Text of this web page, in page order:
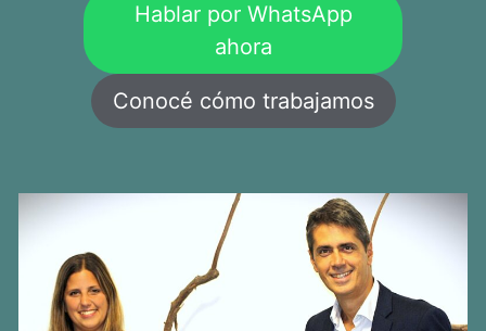
Hablar por WhatsApp
ahora
Conocé cómo trabajamos